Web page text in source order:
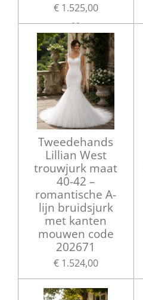
€ 1.525,00
Tweedehands
Lillian West
trouwjurk maat
40-42 –
romantische A-
lijn bruidsjurk
met kanten
mouwen code
202671
€ 1.524,00